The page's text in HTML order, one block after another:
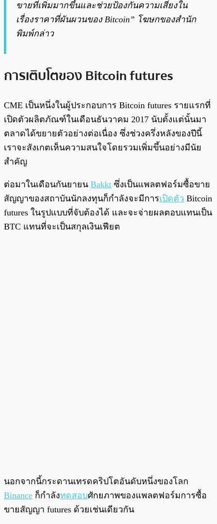
ขายที่เพิ่มมากขึ้นและช่วยป้องกันความเสี่ยงใน
เรื่องราคาที่ผันผวนของ Bitcoin” โฆษกของสำนัก
พิมพ์กล่าว
การเติบโตของ Bitcoin futures
CME เป็นหนึ่งในผู้ประกอบการ Bitcoin futures รายแรกที่
เปิดตัวผลิตภัณฑ์ในเดือนธันวาคม 2017 นับตั้งแต่นั้นมา
ตลาดได้ขยายตัวอย่างต่อเนื่อง ซึ่งช่วงครึ่งหลังของปีนี้
เราจะสังเกตเห็นความสนใจโดยรวมเพิ่มขึ้นอย่างมีนัย
สำคัญ
ต่อมาในเดือนกันยายน Bakkt ซึ่งเป็นแพลตฟอร์มซื้อขาย
สัญญาของสถาบันนักลงทุนก็กำลังจะมีการเปิดตัว Bitcoin
futures ในรูปแบบที่จับต้องได้ และจะจ่ายผลตอบแทนเป็น
BTC แทนที่จะเป็นสกุลเงินเฟียต
นอกจากนี้กระดานเทรดคริปโตอันดับหนึ่งของโลก
Binance ก็กำลังทดสอบศักยภาพของแพลตฟอร์มการซื้อ
ขายสัญญา futures ด้วยเช่นเดียวกัน